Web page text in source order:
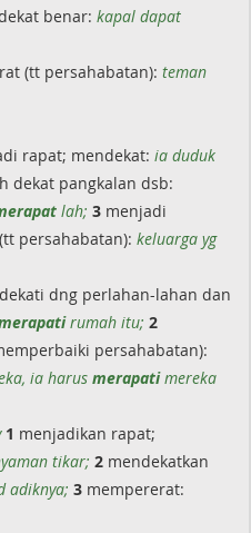
benar: kapal dapat
(tt persahabatan): teman
rapat; mendekat: ia duduk
dekat pangkalan dsb:
lah; 3 menjadi
persahabatan): keluarga yg
dng perlahan-lahan dan
rumah itu; 2
persahabatan):
ia harus merapatimereka
1 menjadikan rapat;
tikar; 2 mendekatkan
adiknya; 3 mempererat: